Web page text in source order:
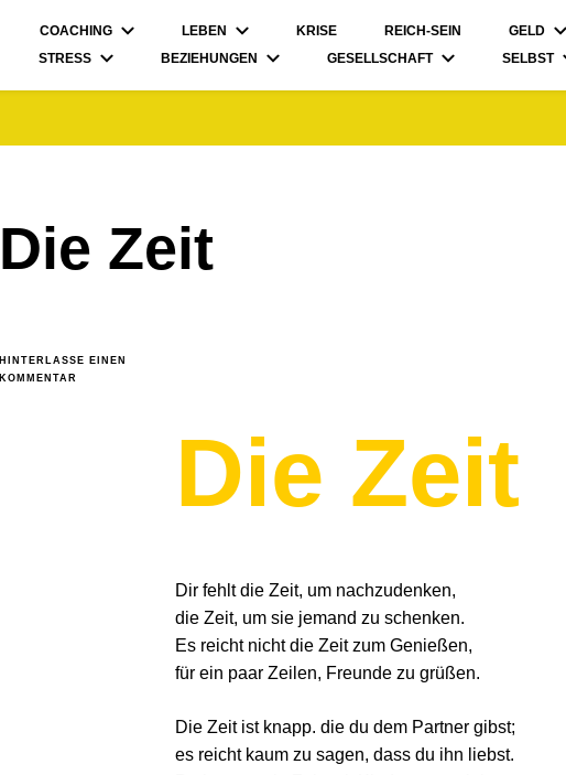
COACHING LEBEN KRISE REICH-SEIN
GELD
STRESS BEZIEHUNGEN GESELLSCHAFT SELBST
Die Zeit
HINTERLASSE EINEN
KOMMENTAR
Die Zeit
Dir fehlt die Zeit, um nachzudenken,
die Zeit, um sie jemand zu schenken.
Es reicht nicht die Zeit zum Genießen,
für ein paar Zeilen, Freunde zu grüßen.
Die Zeit ist knapp. die du dem Partner gibst;
es reicht kaum zu sagen, dass du ihn liebst.